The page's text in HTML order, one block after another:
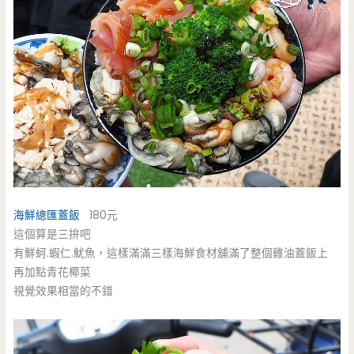
海鮮總匯蓋飯 180元
這個算是三拚吧
有鮮蚵.蝦仁.魷魚，這樣滿滿三樣海鮮食材舖滿了整個雞油蓋飯上
再加點青花椰菜
視覺效果相當的不錯